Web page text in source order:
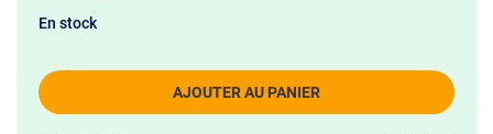
AJOUTER AU PANIER
En stock